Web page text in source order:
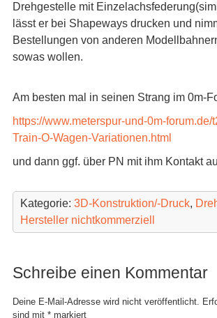
Drehgestelle mit
lässt er bei Shapeways drucken und
Bestellungen von anderen
sowas wollen.
Am besten mal in seinen Strang im 0m-
https://www.meterspur-und-0m-forum.de/
Train-O-Wagen-Variationen.html
und dann ggf. über PN mit ihm Kontakt
Kategorie: 3D-Konstruktion/-Druck,
Hersteller nichtkommerziell
Schreibe einen Kommentar
Deine E-Mail-Adresse wird nicht veröffentlicht.
sind mit *markiert